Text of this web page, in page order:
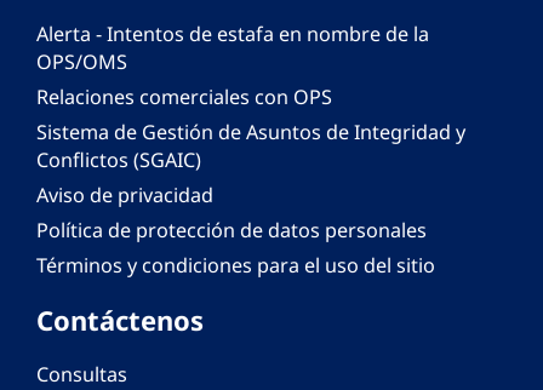
Alerta - Intentos de estafa en nombre de la
OPS/OMS
Relaciones comerciales con OPS
Sistema de Gestión de Asuntos de Integridad y
Conflictos (SGAIC)
Aviso de privacidad
Política de protección de datos personales
Términos y condiciones para el uso del sitio
Contáctenos
Consultas